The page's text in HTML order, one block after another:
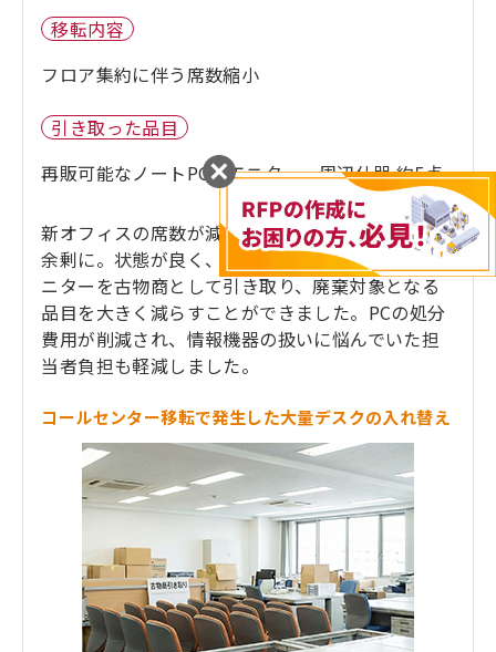
移転内容
フロア集約に伴う席数縮小
引き取った品目
再販可能なノートPC、モニター、周辺什器 約5点
新オフィスの席数が減ったことでPCやモニターが
余剰に。状態が良く、再販可能と判断したPC・モ
ニターを古物商として引き取り、廃棄対象となる
品目を大きく減らすことができました。PCの処分
費用が削減され、情報機器の扱いに悩んでいた担
当者負担も軽減しました。
コールセンター移転で発生した大量デスクの入れ替え